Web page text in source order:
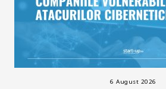
6 August 2026